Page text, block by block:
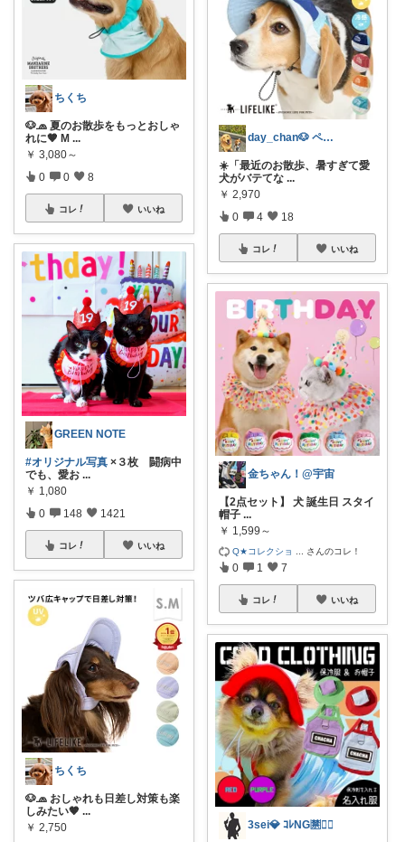
ちくち
🐶🧢 夏のお散歩をもっとおしゃ
れに🤎 M ...
￥ 3,080～
0 0 8
コレ いいね
GREEN NOTE
#オリジナル写真 ×３枚 闘病中
でも、愛お ...
￥ 1,080
0 148 1421
コレ いいね
ちくち
🐶🧢 おしゃれも日差し対策も楽
しみたい🤎 ...
￥ 2,750
day_chan🐶 ペットと快適暮らし
☀️「最近のお散歩、暑すぎて愛
犬がバテてな ...
￥ 2,970
0 4 18
コレ いいね
金ちゃん！@宇宙
【2点セット】 犬 誕生日 スタイ
帽子 ...
￥ 1,599～
Q★コレクショ さんのコレ！
0 1 7
コレ いいね
3sei💎 ｺﾚNG🈲🙅‍♀️